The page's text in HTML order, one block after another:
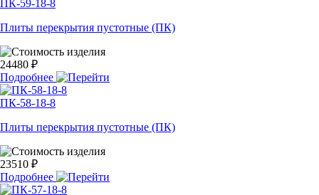
ПК-59-18-8
Плиты перекрытия пустотные (ПК)
24480 ₽
Подробнее
ПК-58-18-8
Плиты перекрытия пустотные (ПК)
23510 ₽
Подробнее